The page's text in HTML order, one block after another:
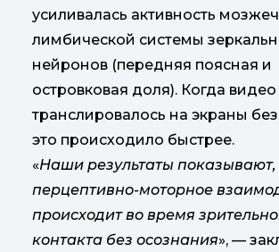
усиливалась активность
лимбической системы
нейронов (передняя поясная и
островковая доля). Когда видео
транслировалось на экраны
это происходило быстрее.
«Наши результаты показывают,
перцептивно-моторное
происходит во время
контакта без осознания», —